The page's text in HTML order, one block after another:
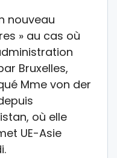
nouveau
» au cas où
Bruxelles,
Mme von der
où elle
UE-Asie